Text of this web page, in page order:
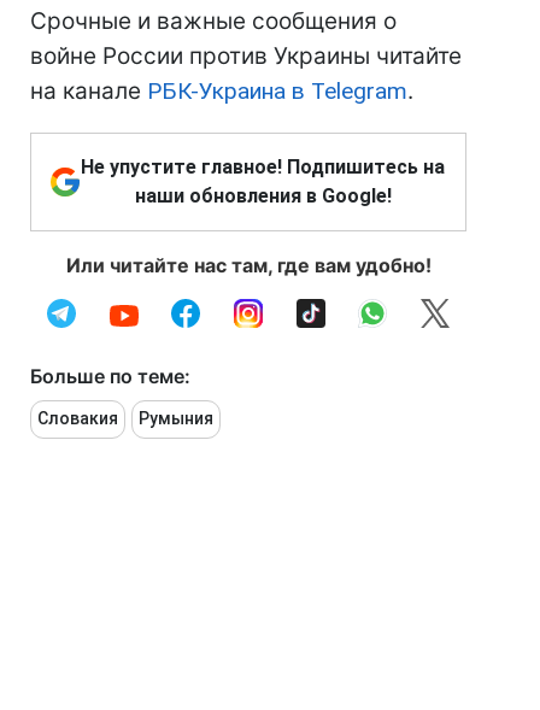
Срочные и важные сообщения о
войне России против Украины читайте
на канале РБК-Украина в Telegram.
Не упустите главное! Подпишитесь на
наши обновления в Google!
Или читайте нас там, где вам удобно!
Больше по теме:
Словакия Румыния